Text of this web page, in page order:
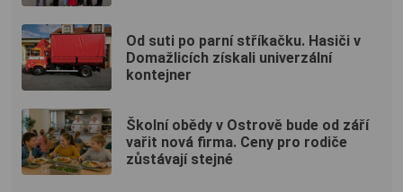
Od suti po parní stříkačku. Hasiči v
Domažlicích získali univerzální
kontejner
Školní obědy v Ostrově bude od září
vařit nová firma. Ceny pro rodiče
zůstávají stejné